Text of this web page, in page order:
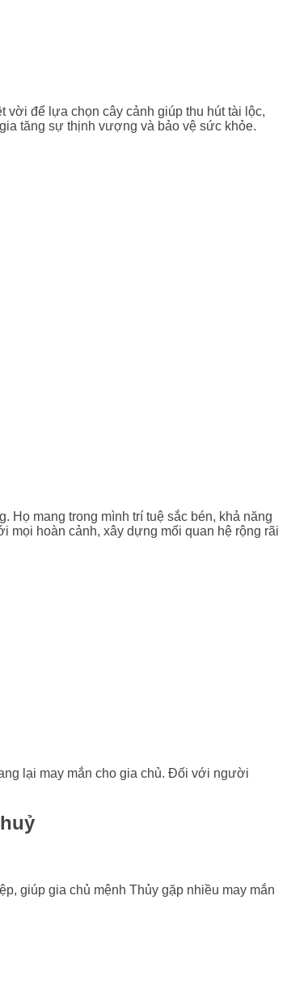
vời để lựa chọn cây cảnh giúp thu hút tài lộc,
tăng sự thịnh vượng và bảo vệ sức khỏe.
mang trong mình trí tuệ sắc bén, khả năng
mọi hoàn cảnh, xây dựng mối quan hệ rộng rãi
lại may mắn cho gia chủ. Đối với người
giúp gia chủ mệnh Thủy gặp nhiều may mắn